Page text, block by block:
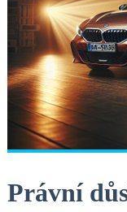
Právní